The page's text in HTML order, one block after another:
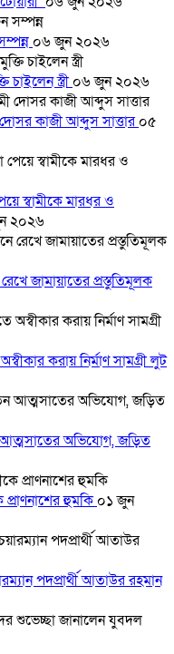
০৬ জুন ২০২৬
স্ত্রী০৬ জুন ২০২৬
কাজী আব্দুস সাত্তার০৫
স্বামীকে মারধর ও
২০২৬
রেখে জামায়াতের প্রস্তুতিমূলক
করায় নির্মাণ সামগ্রী লুট
আত্মসাতের অভিযোগ, জড়িত
প্রাণনাশের হুমকি ০১ জুন
পদপ্রার্থী আতাউর রহমান